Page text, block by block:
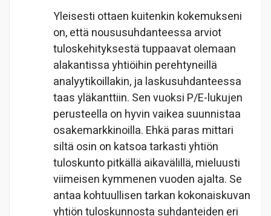
Yleisesti ottaen kuitenkin kokemukseni
on, että noususuhdanteessa arviot
tuloskehityksestä tuppaavat olemaan
alakantissa yhtiöihin perehtyneillä
analyytikoillakin, ja laskusuhdanteessa
taas yläkanttiin. Sen vuoksi P/E-lukujen
perusteella on hyvin vaikea suunnistaa
osakemarkkinoilla. Ehkä paras mittari
siltä osin on katsoa tarkasti yhtiön
tuloskunto pitkällä aikavälillä, mieluusti
viimeisen kymmenen vuoden ajalta. Se
antaa kohtuullisen tarkan kokonaiskuvan
yhtiön tuloskunnosta suhdanteiden eri